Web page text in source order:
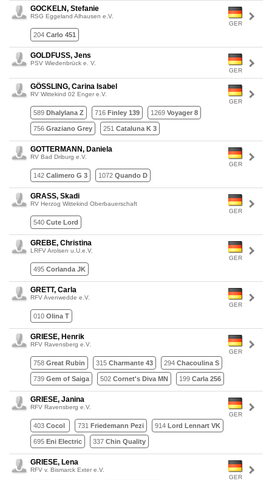
GER
GOCKELN, Stefanie
RSG Eggeland Alhausen e.V.
204 Carlo 451
GER
GOLDFUSS, Jens
PSV Wiedenbrück e. V.
GER
GÖSSLING, Carina Isabel
RV Wittekind 02 Enger e.V.
589 Dhalylana Z 716 Finley 139 1269 Voyager 8
756 Graziano Grey 251 Cataluna K 3
GER
GOTTERMANN, Daniela
RV Bad Driburg e.V.
142 Calimero G 3 1072 Quando D
GER
GRASS, Skadi
RV Herzog Wittekind Oberbauerschaft
540 Cute Lord
GER
GREBE, Christina
LRFV Arolsen u.U.e.V.
495 Corlanda JK
GER
GRETT, Carla
RFV Avenwedde e.V.
010 Olina T
GER
GRIESE, Henrik
RFV Ravensberg e.V.
758 Great Rubin 315 Charmante 43 294 Chacoulina S
739 Gem of Saiga 502 Cornet's Diva MN 199 Carla 256
GER
GRIESE, Janina
RFV Ravensberg e.V.
403 Cocol 731 Friedemann Pezi 914 Lord Lennart VK
695 Eni Electric 337 Chin Quality
GER
GRIESE, Lena
RFV v. Bismarck Exter e.V.